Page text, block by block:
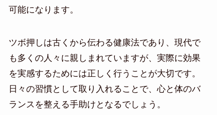
可能になります。
ツボ押しは古くから伝わる健康法であり、現代で
も多くの人々に親しまれていますが、実際に効果
を実感するためには正しく行うことが大切です。
日々の習慣として取り入れることで、心と体のバ
ランスを整える手助けとなるでしょう。